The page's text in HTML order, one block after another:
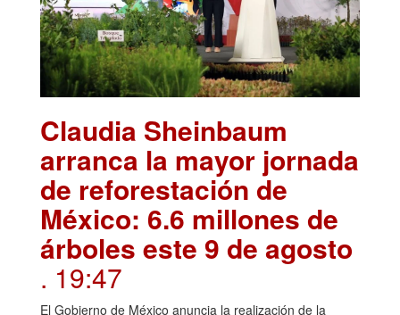
Claudia Sheinbaum
arranca la mayor jornada
de reforestación de
México: 6.6 millones de
árboles este 9 de agosto
. 19:47
El Gobierno de México anuncia la realización de la